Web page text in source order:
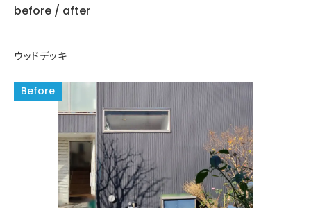
before / after
ウッドデッキ